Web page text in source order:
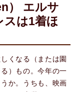
） エルサ
スは1着ほ
くなる（または園
）もの。今年の一
か。うちも、映画